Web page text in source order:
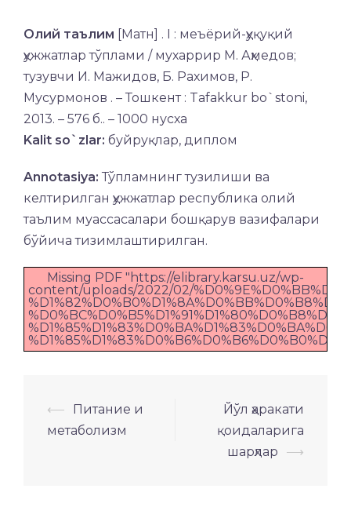
Олий таълим [Матн] . I : меъёрий-ҳуқуқий
ҳужжатлар тўплами / мухаррир М. Аҳмедов;
тузувчи И. Мажидов, Б. Рахимов, Р.
Мусурмонов . – Тошкент : Tafakkur bo`stoni,
2013. – 576 б.. – 1000 нусха
Kalit so`zlar: буйруқлар, диплом
Annotasiya: Тўпламнинг тузилиши ва
келтирилган ҳужжатлар республика олий
таълим муассасалари бошқарув вазифалари
бўйича тизимлаштирилган.
Missing PDF "https://elibrary.karsu.uz/wp-
content/uploads/2022/02/
Навигация
по
⟵
Питание и
метаболизм
Йўл ҳаракати
қоидаларига
шарҳлар
⟶